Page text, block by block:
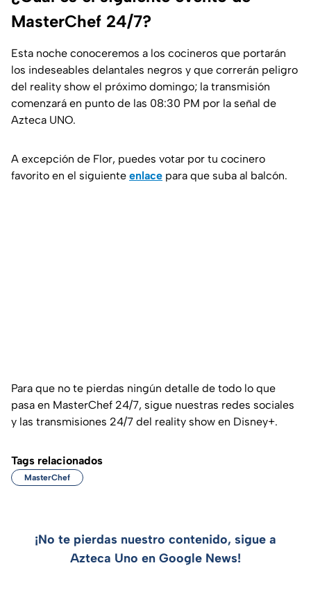
MasterChef 24/7?
Esta noche conoceremos a los cocineros que portarán
los indeseables delantales negros y que correrán peligro
del reality show el próximo domingo; la transmisión
comenzará en punto de las 08:30 PM por la señal de
Azteca UNO.
A excepción de Flor, puedes votar por tu cocinero
favorito en el siguiente enlace para que suba al balcón.
Para que no te pierdas ningún detalle de todo lo que
pasa en MasterChef 24/7, sigue nuestras redes sociales
y las transmisiones 24/7 del reality show en Disney+.
Tags relacionados
MasterChef
¡No te pierdas nuestro contenido, sigue a
Azteca Uno en Google News!